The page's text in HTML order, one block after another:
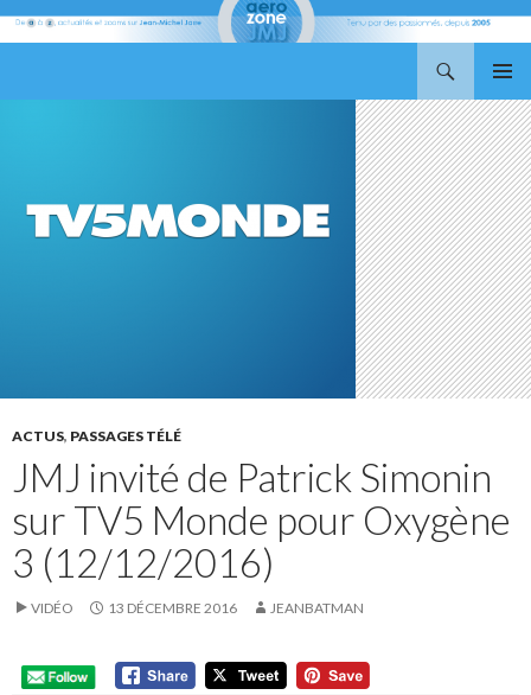
MENU
ACTUS, PASSAGES TÉLÉ
JMJ invité de Patrick Simonin
sur TV5 Monde pour Oxygène
3 (12/12/2016)
VIDÉO 13 DÉCEMBRE 2016 JEANBATMAN